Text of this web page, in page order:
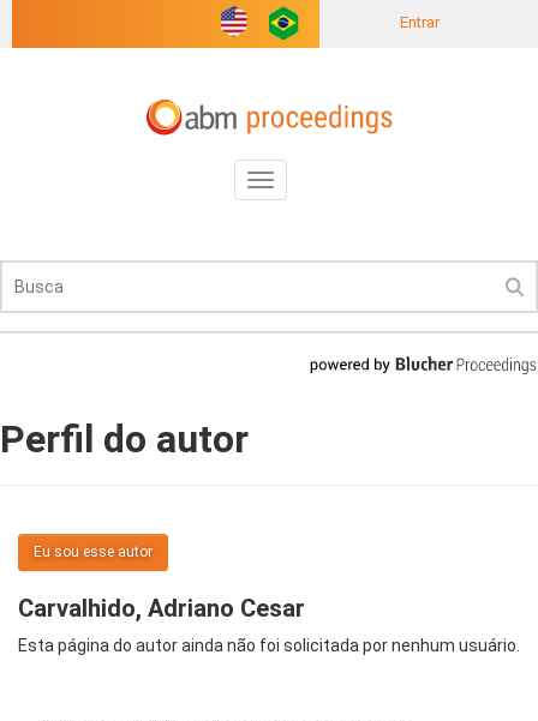
Entrar
Toggle
navigation
Perfil do autor
Eu sou esse autor
Carvalhido, Adriano Cesar
Esta página do autor ainda não foi solicitada por nenhum usuário.